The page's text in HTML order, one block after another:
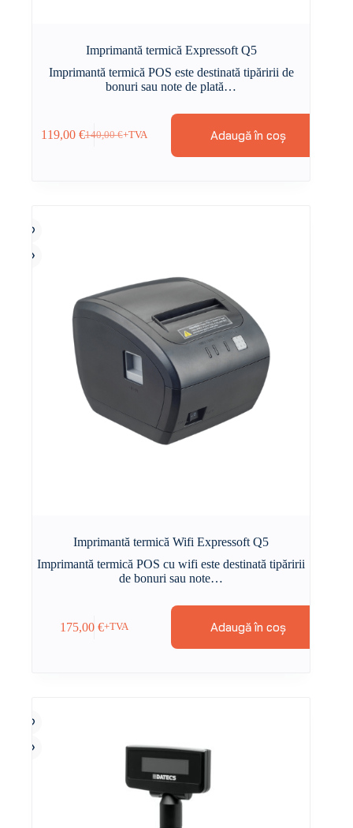
Imprimantă termică Expressoft Q5
Imprimantă termică POS este destinată tipăririi de
bonuri sau note de plată…
140,00€
Prețul
119,00 €Prețul
+TVA Adaugă în coș
Imprimantă termică Wifi Expressoft Q5
Imprimantă termică POS cu wifi este destinată tipăririi
de bonuri sau note…
175,00 €+TVA Adaugă în coș